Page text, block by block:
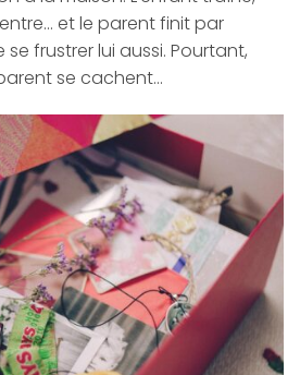
et le parent finit par
se frustrer lui aussi. Pourtant,
se cachent…